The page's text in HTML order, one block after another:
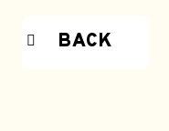
BACK